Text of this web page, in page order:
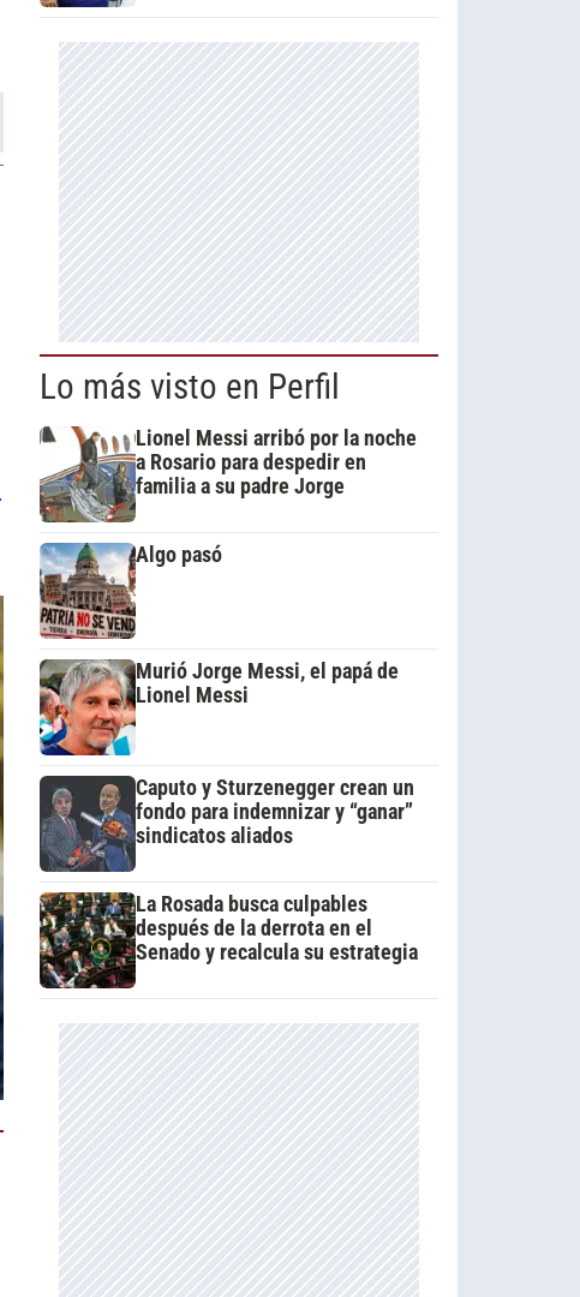
Lo más visto en Perfil
Lionel Messi arribó por la noche
a Rosario para despedir en
familia a su padre Jorge
Algo pasó
Murió Jorge Messi, el papá de
Lionel Messi
Caputo y Sturzenegger crean un
fondo para indemnizar y “ganar”
sindicatos aliados
La Rosada busca culpables
después de la derrota en el
Senado y recalcula su estrategia